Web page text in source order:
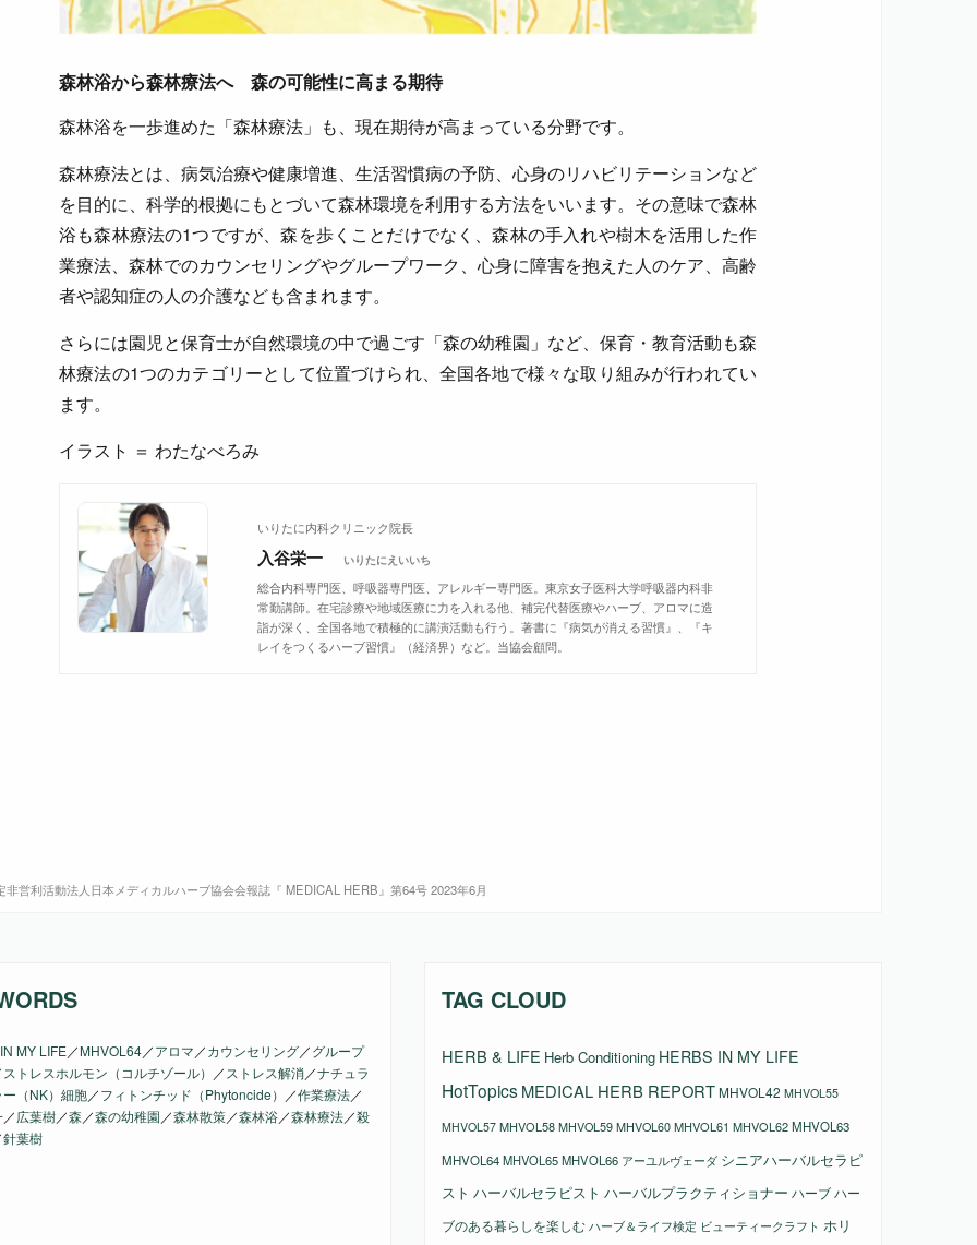
森林浴から森林療法へ 森の可能性に高まる期待
森林浴を一歩進めた「森林療法」も、現在期待が高まっている分野です。
森林療法とは、病気治療や健康増進、生活習慣病の予防、心身のリハビリテーションなど
を目的に、科学的根拠にもとづいて森林環境を利用する方法をいいます。その意味で森林
浴も森林療法の1つですが、森を歩くことだけでなく、森林の手入れや樹木を活用した作
業療法、森林でのカウンセリングやグループワーク、心身に障害を抱えた人のケア、高齢
者や認知症の人の介護なども含まれます。
さらには園児と保育士が自然環境の中で過ごす「森の幼稚園」など、保育・教育活動も森
林療法の1つのカテゴリーとして位置づけられ、全国各地で様々な取り組みが行われてい
ます。
イラスト ＝ わたなべろみ
いりたに内科クリニック院長
入谷栄一 いりたにえいいち
総合内科専門医、呼吸器専門医、アレルギー専門医。東京女子医科大学呼吸器内科非
常勤講師。在宅診療や地域医療に力を入れる他、補完代替医療やハーブ、アロマに造
詣が深く、全国各地で積極的に講演活動も行う。著書に『病気が消える習慣』、『キ
レイをつくるハーブ習慣』（経済界）など。当協会顧問。
非営利活動法人日本メディカルハーブ協会会報誌『 MEDICAL HERB』第64号 2023年6月
MY LIFE／MHVOL64／アロマ ／カウンセリング／グループ
ストレスホルモン（コルチゾール） ／ ストレス解消／ナチュラ
ー（NK）細胞／フィトンチッド（Phytoncide） ／作業療法／
／広葉樹／森 ／森の幼稚園 ／森林散策／森林浴／森林療法／殺
針葉樹
TAG CLOUD
HERB & LIFE Herb Conditioning HERBS IN MY LIFE
HotTopics MEDICAL HERB REPORTMHVOL42 MHVOL55
MHVOL57 MHVOL58 MHVOL59 MHVOL60 MHVOL61 MHVOL62MHVOL63
MHVOL64MHVOL65MHVOL66 アーユルヴェーダ シニアハーバルセラピ
スト ハーバルセラピスト ハーバルプラクティショナー ハーブハー
ブのある暮らしを楽しむ ハーブ＆ライフ検定 ビューティークラフト ホリ